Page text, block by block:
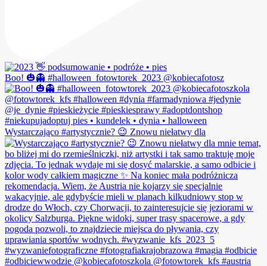
Boo! 🎃👻 #halloween_fotowtorek_2023 @kobiecafotosz
Wystarczająco #artystycznie? 😉 Znowu niełatwy dla